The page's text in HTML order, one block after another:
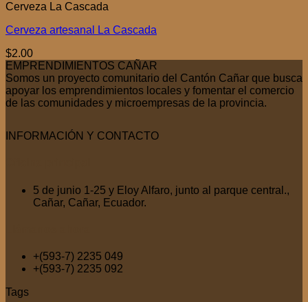
Cerveza La Cascada
Cerveza artesanal La Cascada
$2.00
EMPRENDIMIENTOS CAÑAR
Somos un proyecto comunitario del Cantón Cañar que busca
apoyar los emprendimientos locales y fomentar el comercio
de las comunidades y microempresas de la provincia.
INFORMACIÓN Y CONTACTO
5 de junio 1-25 y Eloy Alfaro, junto al parque central.,
Cañar, Cañar, Ecuador.
+(593-7) 2235 049
+(593-7) 2235 092
Tags